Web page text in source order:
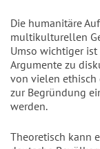
Die humanitäre
multikulturellen
Umso wichtiger
Argumente zu
von vielen
zur Begründung
werden.
Theoretisch kann